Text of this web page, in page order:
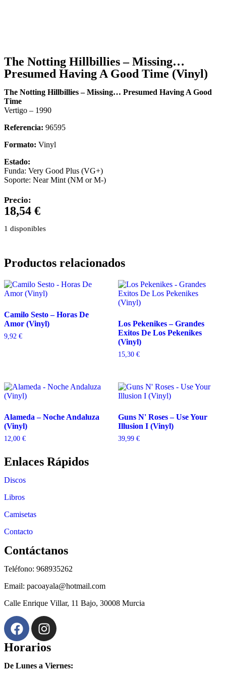
The Notting Hillbillies – Missing…
Presumed Having A Good Time (Vinyl)
The Notting Hillbillies – Missing… Presumed Having A Good
Time
Vertigo – 1990
Referencia: 96595
Formato: Vinyl
Estado:
Funda: Very Good Plus (VG+)
Soporte: Near Mint (NM or M-)
Precio:
18,54 €
1 disponibles
Productos relacionados
Camilo Sesto – Horas De
Amor (Vinyl)
9,92 €
Los Pekenikes – Grandes
Exitos De Los Pekenikes
(Vinyl)
15,30 €
Alameda – Noche Andaluza
(Vinyl)
12,00 €
Guns N' Roses – Use Your
Illusion I (Vinyl)
39,99 €
Enlaces Rápidos
Discos
Libros
Camisetas
Contacto
Contáctanos
Teléfono: 968935262
Email: pacoayala@hotmail.com
Calle Enrique Villar, 11 Bajo, 30008 Murcia
Horarios
De Lunes a Viernes: